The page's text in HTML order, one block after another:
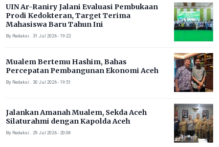
UIN Ar-Raniry Jalani Evaluasi Pembukaan
Prodi Kedokteran, Target Terima
Mahasiswa Baru Tahun Ini
By Redaksi . 31 Jul 2026 - 19:22
Mualem Bertemu Hashim, Bahas
Percepatan Pembangunan Ekonomi Aceh
By Redaksi . 30 Jul 2026 - 19:51
Jalankan Amanah Mualem, Sekda Aceh
Silaturahmi dengan Kapolda Aceh
By Redaksi . 29 Jul 2026 - 20:08